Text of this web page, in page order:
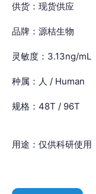
供货：现货供应
品牌：源桔生物
灵敏度：3.13ng/mL
种属：人 / Human
规格：48T / 96T
用途：仅供科研使用